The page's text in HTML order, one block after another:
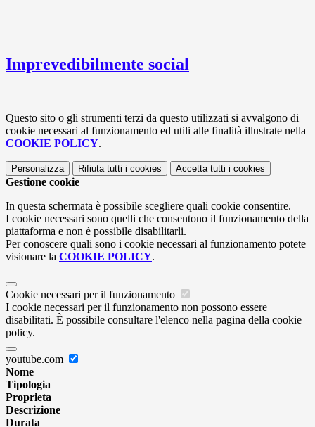
Imprevedibilmente social
Questo sito o gli strumenti terzi da questo utilizzati si avvalgono di
cookie necessari al funzionamento ed utili alle finalità illustrate nella
COOKIE POLICY.
Personalizza Rifiuta tutti i cookies Accetta tutti i cookies
Gestione cookie
In questa schermata è possibile scegliere quali cookie consentire.
I cookie necessari sono quelli che consentono il funzionamento della
piattaforma e non è possibile disabilitarli.
Per conoscere quali sono i cookie necessari al funzionamento potete
visionare la COOKIE POLICY.
Cookie necessari per il funzionamento
I cookie necessari per il funzionamento non possono essere
disabilitati. È possibile consultare l'elenco nella pagina della cookie
policy.
youtube.com
Nome
Tipologia
Proprieta
Descrizione
Durata